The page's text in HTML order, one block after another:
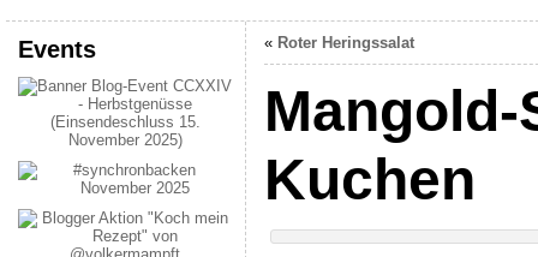
Events « Roter Heringssalat
Kuchen